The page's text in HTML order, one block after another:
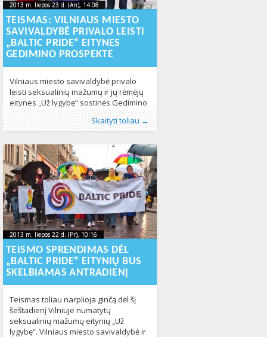
2013 m. liepos 23 d. (An), 14:08
2013-08-01T12:06:16+00:00
2013 m. liepos 23 d. (An), 14:08
2013-08-
01T12:06:16+00:00
TEISMAS: VILNIAUS MIESTO
SAVIVALDYBĖ PRIVALO LEISTI
„BALTIC PRIDE“ EITYNES
GEDIMINO PROSPEKTE
Vilniaus miesto savivaldybė privalo
leisti seksualinių mažumų ir jų rėmėjų
eitynes „Už lygybę“ sostinės Gedimino
prospekte, antradienį paskelbė
Lietuvos vyriausiasis administracinis
teismas (LVAT). Organizatoriai eitynes
planuoja šeštadienį ir pageidauja
žygiuoti pagrindine sostinės gatve,
nors valdininkai iki šiol atsisakydavo
išduoti leidimą. Teismo sprendimas –
galutinis ir neskundžiamas. Plačiau
skaitykite portale 15min.lt
Skaityti toliau →
Publikavo:Aliona, LGL
Kategorijos:Baltic Pride 2013,LGL,Lietuvoje,
Naujienos425
Žymos:Baltic Pride,eitynės,LGL,Lietuvos
Gėjų Lyga469
2013 m. liepos 22 d. (Pr), 10:16
2013-07-23T14:07:49+00:00
2013 m. liepos 22 d. (Pr), 10:16
2013-07-
23T14:07:49+00:00
TEISMO SPRENDIMAS DĖL
„BALTIC PRIDE“ EITYNIŲ BUS
SKELBIAMAS ANTRADIENĮ
Teismas toliau narplioja ginčą dėl šį
šeštadienį Vilniuje numatytų
seksualinių mažumų eitynių „Už
lygybę“. Vilniaus miesto savivaldybė ir